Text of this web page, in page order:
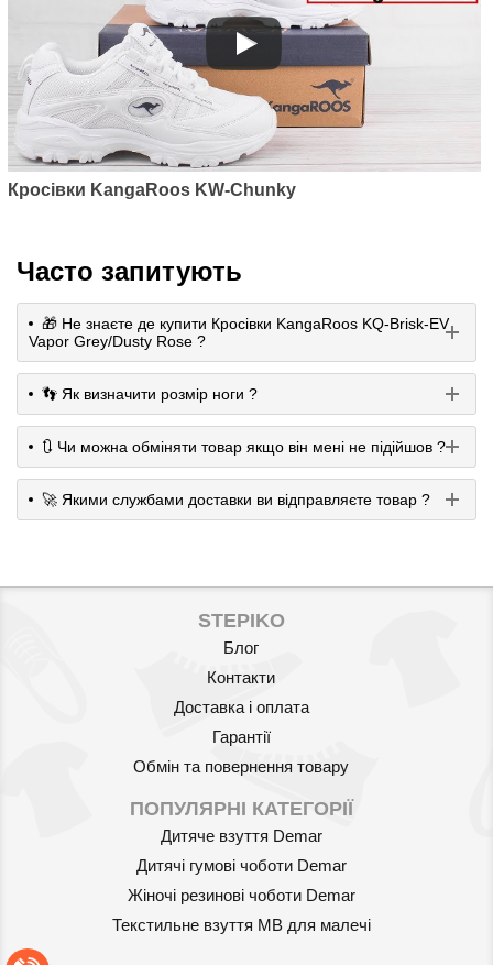
Кросівки KangaRoos KW-Chunky
Часто запитують
🎁 Не знаєте де купити Кросівки KangaRoos KQ-Brisk-EV
Vapor Grey/Dusty Rose ?
👣 Як визначити розмір ноги ?
🔃 Чи можна обміняти товар якщо він мені не підійшов ?
🚀 Якими службами доставки ви відправляєте товар ?
STEPIKO
Блог
Контакти
Доставка і оплата
Гарантії
Обмін та повернення товару
ПОПУЛЯРНІ КАТЕГОРІЇ
Дитяче взуття Demar
Дитячі гумові чоботи Demar
Жіночі резинові чоботи Demar
Текстильне взуття MB для малечі